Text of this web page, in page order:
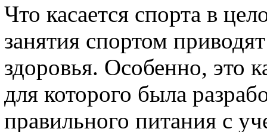
Что касается спорта в
занятия спортом
здоровья. Особенно, это
для которого была
правильного питания с